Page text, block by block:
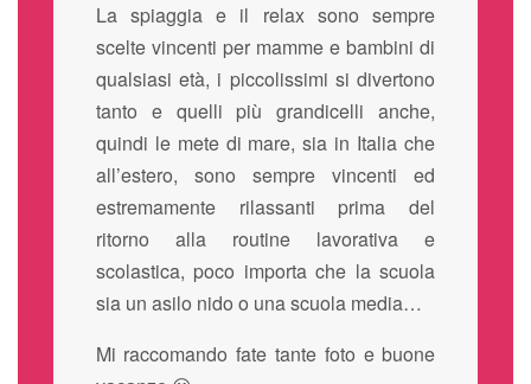
La spiaggia e il relax sono sempre
scelte vincenti per mamme e bambini di
qualsiasi età, i piccolissimi si divertono
tanto e quelli più grandicelli anche,
quindi le mete di mare, sia in Italia che
all’estero, sono sempre vincenti ed
estremamente rilassanti prima del
ritorno alla routine lavorativa e
scolastica, poco importa che la scuola
sia un asilo nido o una scuola media…
Mi raccomando fate tante foto e buone